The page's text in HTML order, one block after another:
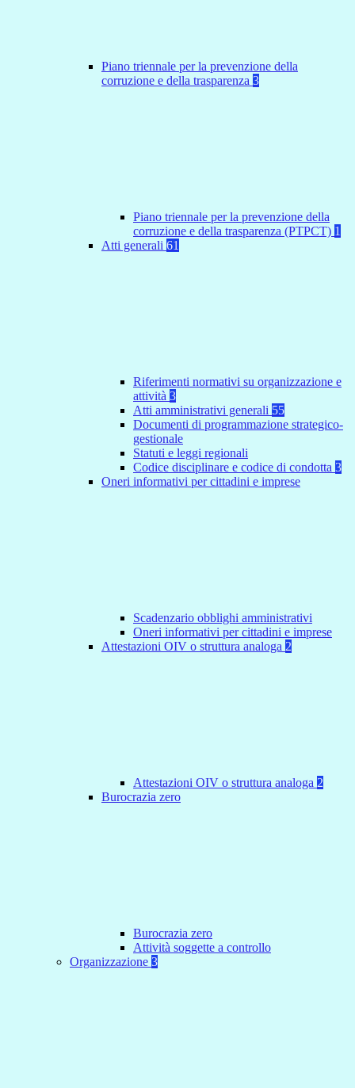
Piano triennale per la prevenzione della
corruzione e della trasparenza 3
Piano triennale per la prevenzione della
corruzione e della trasparenza (PTPCT) 1
Atti generali 61
Riferimenti normativi su organizzazione e
attività 3
Atti amministrativi generali 55
Documenti di programmazione strategico-
gestionale
Statuti e leggi regionali
Codice disciplinare e codice di condotta 3
Oneri informativi per cittadini e imprese
Scadenzario obblighi amministrativi
Oneri informativi per cittadini e imprese
Attestazioni OIV o struttura analoga 2
Attestazioni OIV o struttura analoga 2
Burocrazia zero
Burocrazia zero
Attività soggette a controllo
Organizzazione 3